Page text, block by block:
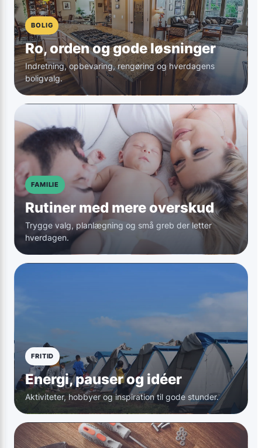
BOLIG
Ro, orden og gode løsninger
Indretning, opbevaring, rengøring og hverdagens
boligvalg.
FAMILIE
Rutiner med mere overskud
Trygge valg, planlægning og små greb der letter
hverdagen.
FRITID
Energi, pauser og idéer
Aktiviteter, hobbyer og inspiration til gode stunder.